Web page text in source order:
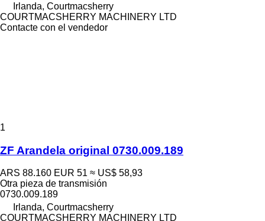
Irlanda, Courtmacsherry
COURTMACSHERRY MACHINERY LTD
Contacte con el vendedor
1
ZF Arandela original 0730.009.189
ARS 88.160 EUR 51 ≈ US$ 58,93
Otra pieza de transmisión
0730.009.189
Irlanda, Courtmacsherry
COURTMACSHERRY MACHINERY LTD